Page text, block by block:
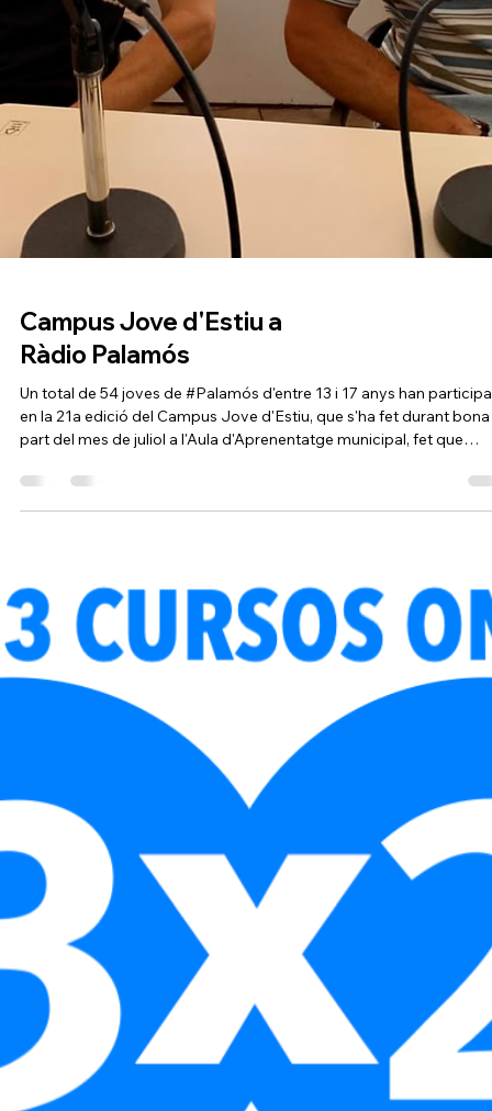
Jove de Palamós a TV
Costa Brava
premonitors, amb el lliurament de diplomes als joves que han
completat la formació de 30 hores en lleure educatiu. L’acte, amb
presència de representants municipals i de l’Escola d’Educadors,
programa per al desenvolupament personal i social.